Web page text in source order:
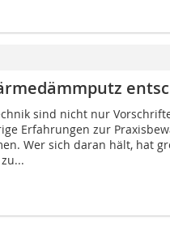
sind nicht nur
Erfahrungen zur
Wer sich daran hält, hat